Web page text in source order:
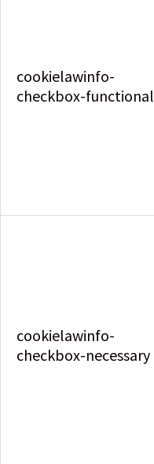
cookielawinfo-
checkbox-functional
cookielawinfo-
checkbox-necessary